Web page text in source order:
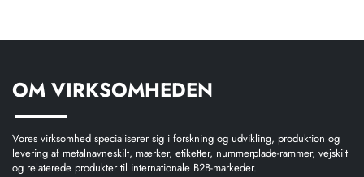
OM VIRKSOMHEDEN
Vores virksomhed specialiserer sig i forskning og udvikling, produktion og
levering af metalnavneskilt, mærker, etiketter, nummerplade-rammer, vejskilt
og relaterede produkter til internationale B2B-markeder.